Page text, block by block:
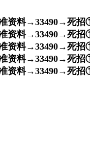
准资料→33490→死
准资料→33490→死
准资料→33490→死
准资料→33490→死
准资料→33490→死